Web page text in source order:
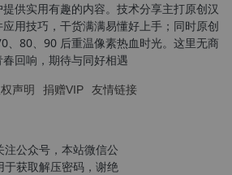
供实用有趣的内容。技术分享主打原创汉
用技巧，干货满满易懂好上手；同时原创
、80、90 后重温像素热血时光。这里无商
回响，期待与同好相遇
声明 捐赠VIP 友情链接
注公众号，本站微信公
于获取解压密码，谢绝